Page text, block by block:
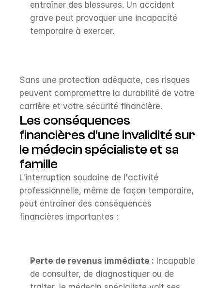
entraîner des blessures. Un accident
grave peut provoquer une incapacité
temporaire à exercer.
Sans une protection adéquate, ces risques
peuvent compromettre la durabilité de votre
carrière et votre sécurité financière.
Les conséquences
financières d'une invalidité sur
le médecin spécialiste et sa
famille
L'interruption soudaine de l'activité
professionnelle, même de façon temporaire,
peut entraîner des conséquences
financières importantes :
Perte de revenus immédiate : Incapable
de consulter, de diagnostiquer ou de